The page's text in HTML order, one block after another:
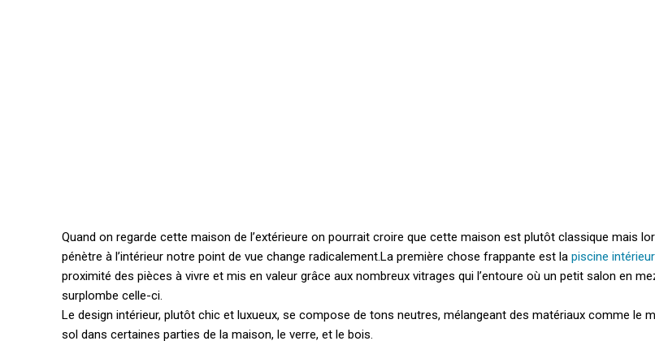
Quand on regarde cette maison de l’extérieure on pourrait croire que cette maison est plutôt classique mais
pénètre à l’intérieur notre point de vue change radicalement.La première chose frappante est la piscine
proximité des pièces à vivre et mis en valeur grâce aux nombreux vitrages qui l’entoure où un petit salon en
surplombe celle-ci.
Le design intérieur, plutôt chic et luxueux, se compose de tons neutres, mélangeant des matériaux comme le
sol dans certaines parties de la maison, le verre, et le bois.